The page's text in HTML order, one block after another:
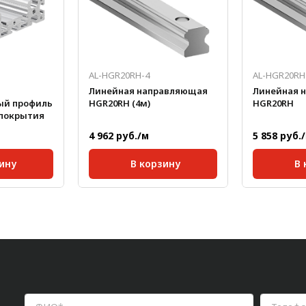
профиль
141
AL-HGR20RH-4
Линейная направляющая
HGR20RH (4м)
4 962 руб./м
В корзину
Класс
Высокий
AL-HGR20RH
Линейная
HGR20RH
5 858
В
Класс